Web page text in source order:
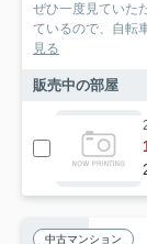
ぜひ一度見ていた
ているので、自転
見る
販売中の部屋
中古マンション